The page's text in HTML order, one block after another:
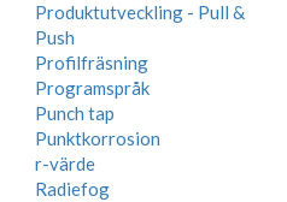
Produktutveckling - Pull &
Push
Profilfräsning
Programspråk
Punch tap
Punktkorrosion
r-värde
Radiefog